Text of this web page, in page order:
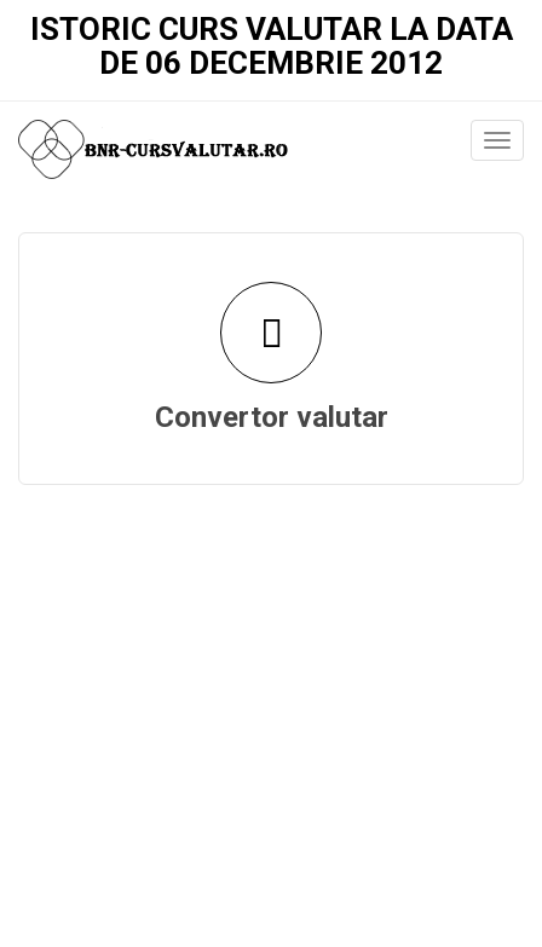
ISTORIC CURS VALUTAR LA DATA
DE 06 DECEMBRIE 2012
Convertor valutar